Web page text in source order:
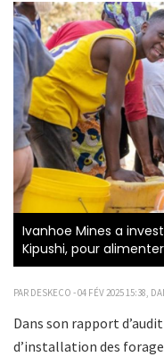
Ivanhoe Mines a
Kipushi, pour
PAR DESKECO - 04 FÉV 2025 15:38,
Dans son rapport
d’installation des